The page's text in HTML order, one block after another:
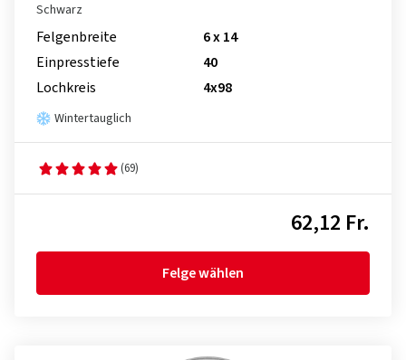
Schwarz
Felgenbreite
6 x 14
Einpresstiefe
40
Lochkreis
4x98
Wintertauglich
(69)
62,12 Fr.
Felge wählen